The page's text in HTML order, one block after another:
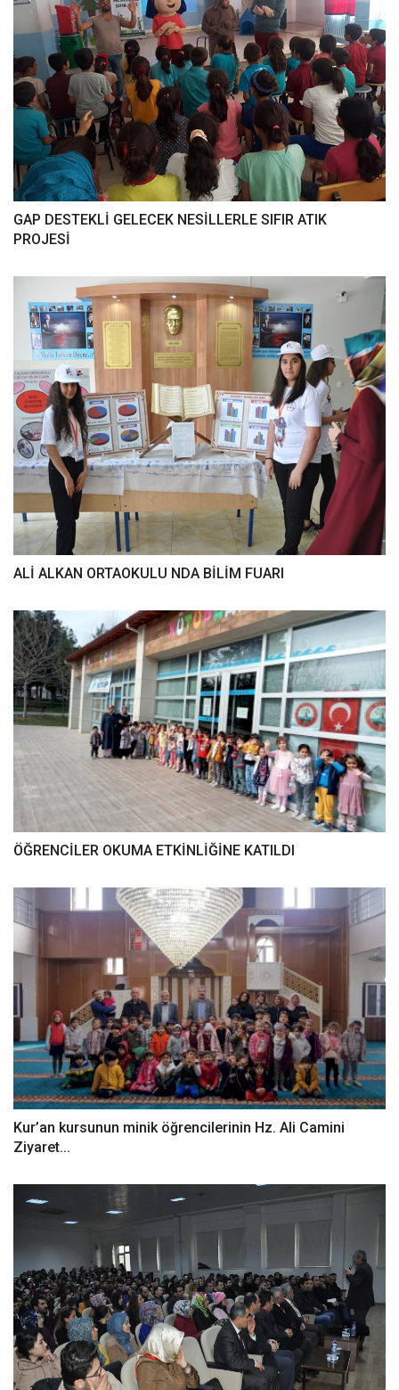
GAP DESTEKLİ GELECEK NESİLLERLE SIFIR ATIK
PROJESİ
ALİ ALKAN ORTAOKULU NDA BİLİM FUARI
ÖĞRENCİLER OKUMA ETKİNLİĞİNE KATILDI
Kur’an kursunun minik öğrencilerinin Hz. Ali Camini
Ziyaret...